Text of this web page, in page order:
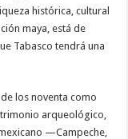
histórica, cultural
maya, está de
Tabasco tendrá una
los noventa como
arqueológico,
—Campeche,